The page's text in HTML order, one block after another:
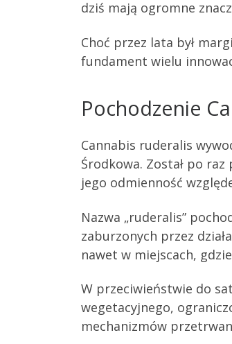
dziś mają ogromne
Choć przez lata był
fundament wielu
Pochodzenie
Cannabis ruderalis
Środkowa. Został po
jego odmienność
Nazwa „ruderalis”
zaburzonych przez
nawet w miejscach,
W przeciwieństwie do
wegetacyjnego,
mechanizmów